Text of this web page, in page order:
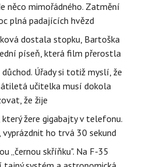
něco mimořádného. Zatmění
plná padajících hvězd
dostala stopku, Bartoška
píseň, která film přerostla
Úřady si totiž myslí, že
učitelka musí dokola
že žije
žere gigabajty v telefonu.
ho trvá 30 sekund
„černou skříňku". Na F-35